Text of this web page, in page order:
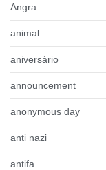
Angra
animal
aniversário
announcement
anonymous day
anti nazi
antifa